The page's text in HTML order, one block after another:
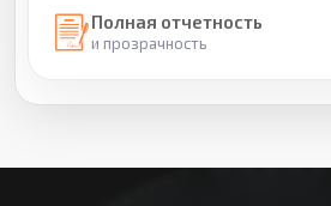
Полная отчетность
и прозрачность